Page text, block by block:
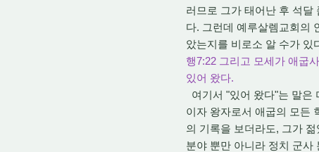
러므로 그가 태어난 후 석달
다. 그런데 예루살렘교회의
았는지를 비로소 알 수가 있
행7:22 그리고 모세가 애굽
있어 왔다.
여기서 "있어 왔다"는 말은
이자 왕자로서 애굽의 모든
의 기록을 보더라도, 그가
분야 뿐만 아니라 정치 군사